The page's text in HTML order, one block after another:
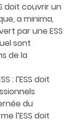
doit couvrir un
a minima,
par une ESS
sont
de la
: l’ESS doit
du
l’ESS doit